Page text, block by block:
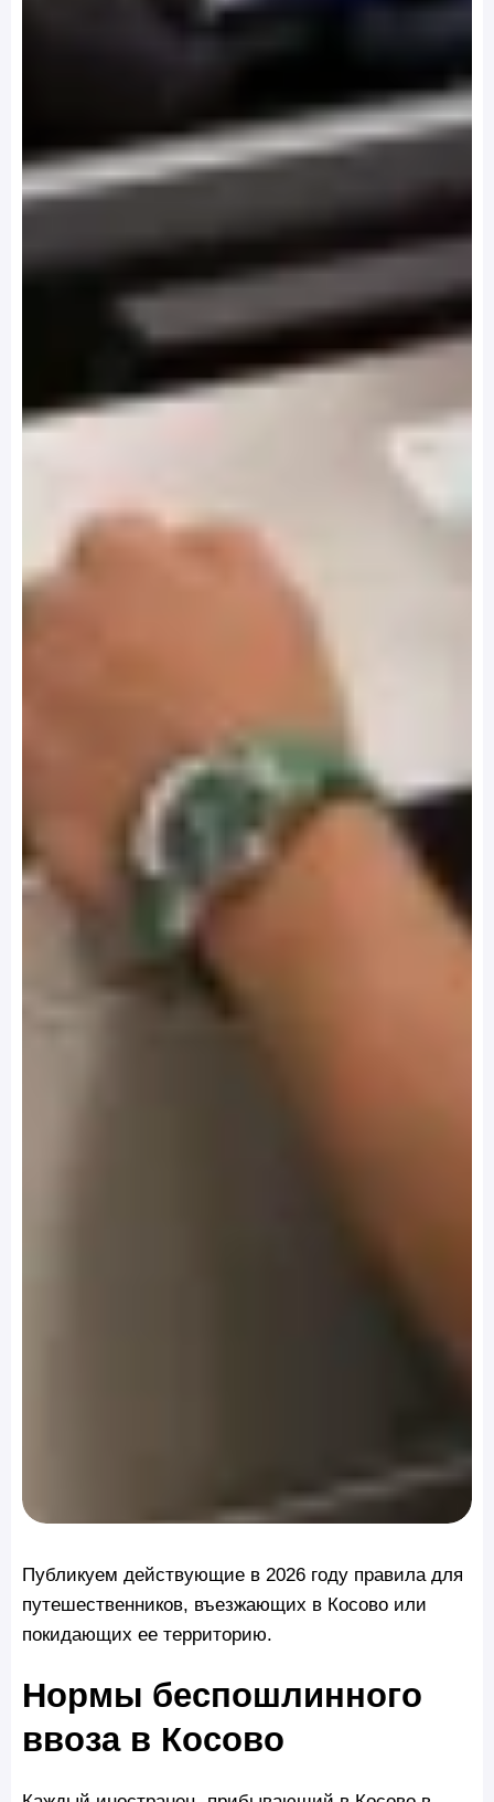
Публикуем действующие в 2026 году правила для
путешественников, въезжающих в Косово или
покидающих ее территорию.
Нормы беспошлинного
ввоза в Косово